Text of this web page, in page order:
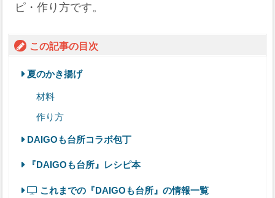
ピ・作り方です。
この記事の目次
夏のかき揚げ
材料
作り方
DAIGOも台所コラボ包丁
『DAIGOも台所』レシピ本
これまでの『DAIGOも台所』の情報一覧